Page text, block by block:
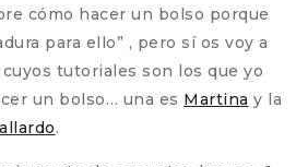
cómo hacer un bolso porque
para ello” , pero sí os voy a
tutoriales son los que yo
un bolso… una es Martina y la
.